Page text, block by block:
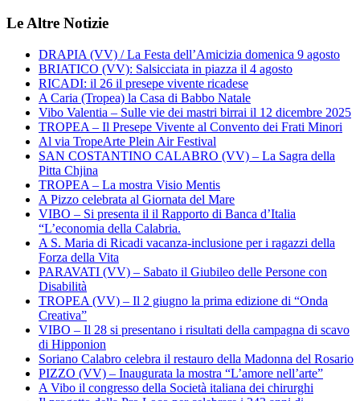
Le Altre Notizie
DRAPIA (VV) / La Festa dell’Amicizia domenica 9 agosto
BRIATICO (VV): Salsicciata in piazza il 4 agosto
RICADI: il 26 il presepe vivente ricadese
A Caria (Tropea) la Casa di Babbo Natale
Vibo Valentia – Sulle vie dei mastri birrai il 12 dicembre 2025
TROPEA – Il Presepe Vivente al Convento dei Frati Minori
Al via TropeArte Plein Air Festival
SAN COSTANTINO CALABRO (VV) – La Sagra della
Pitta Chjina
TROPEA – La mostra Visio Mentis
A Pizzo celebrata al Giornata del Mare
VIBO – Si presenta il il Rapporto di Banca d’Italia
“L’economia della Calabria.
A S. Maria di Ricadi vacanza-inclusione per i ragazzi della
Forza della Vita
PARAVATI (VV) – Sabato il Giubileo delle Persone con
Disabilità
TROPEA (VV) – Il 2 giugno la prima edizione di “Onda
Creativa”
VIBO – Il 28 si presentano i risultati della campagna di scavo
di Hipponion
Soriano Calabro celebra il restauro della Madonna del Rosario
PIZZO (VV) – Inaugurata la mostra “L’amore nell’arte”
A Vibo il congresso della Società italiana dei chirurghi